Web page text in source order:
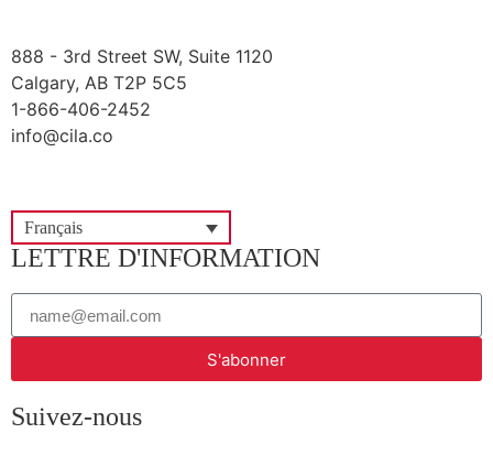
888 - 3rd Street SW, Suite 1120
Calgary, AB T2P 5C5
1-866-406-2452
info@cila.co
Français
LETTRE D'INFORMATION
S'abonner
Suivez-nous